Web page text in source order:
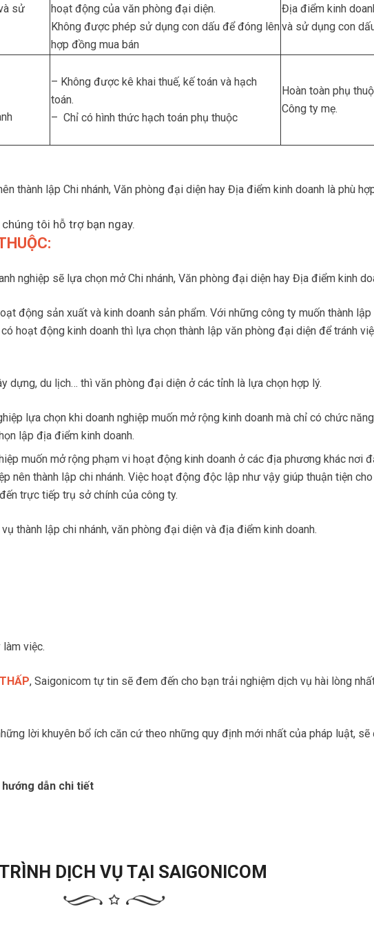
sử
hoạt động của văn phòng đại diện.
Không được phép sử dụng con dấu để đóng lên
hợp đồng mua bán
Địa điểm kinh
và sử dụng con
– Không được kê khai thuế, kế toán và hạch
toán.
– Chỉ có hình thức hạch toán phụ thuộc
Hoàn toàn phụ
Công ty mẹ.
thành lập Chi nhánh, Văn phòng đại diện hay Địa điểm kinh doanh là phù
tôi hỗ trợ bạn ngay.
nghiệp sẽ lựa chọn mở Chi nhánh, Văn phòng đại diện hay Địa điểm kinh
động sản xuất và kinh doanh sản phẩm. Với những công ty muốn thành
hoạt động kinh doanh thì lựa chọn thành lập văn phòng đại diện để tránh
dựng, du lịch… thì văn phòng đại diện ở các tỉnh là lựa chọn hợp lý.
lựa chọn khi doanh nghiệp muốn mở rộng kinh doanh mà chỉ có chức
lập địa điểm kinh doanh.
muốn mở rộng phạm vi hoạt động kinh doanh ở các địa phương khác nơi
nên thành lập chi nhánh. Việc hoạt động độc lập như vậy giúp thuận tiện
trực tiếp trụ sở chính của công ty.
thành lập chi nhánh, văn phòng đại diện và địa điểm kinh doanh.
việc.
, Saigonicom tự tin sẽ đem đến cho bạn trải nghiệm dịch vụ hài lòng
lời khuyên bổ ích căn cứ theo những quy định mới nhất của pháp luật,
dẫn chi tiết
DỊCH VỤ TẠI SAIGONICOM